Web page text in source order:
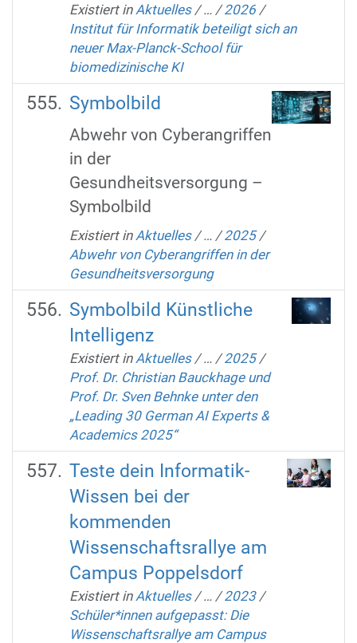
Existiert in Aktuelles /… /2026 /
Institut für Informatik beteiligt sich an
neuer Max-Planck-School für
biomedizinische KI
Symbolbild
Abwehr von Cyberangriffen
in der
Gesundheitsversorgung –
Symbolbild
Existiert in Aktuelles /… /2025 /
Abwehr von Cyberangriffen in der
Gesundheitsversorgung
Symbolbild Künstliche
Intelligenz
Existiert in Aktuelles /… /2025 /
Prof. Dr. Christian Bauckhage und
Prof. Dr. Sven Behnke unter den
„Leading 30 German AI Experts &
Academics 2025“
Teste dein Informatik-
Wissen bei der
kommenden
Wissenschaftsrallye am
Campus Poppelsdorf
Existiert in Aktuelles /… /2023 /
Schüler*innen aufgepasst: Die
Wissenschaftsrallye am Campus